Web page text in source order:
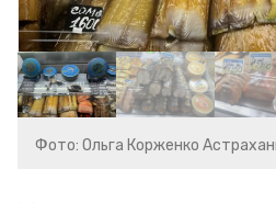
Фото: Ольга Корженко